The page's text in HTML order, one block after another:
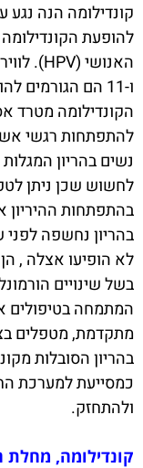
קונדילומה הנה נגע
להופעת
ו-11 הם
הקונדילומה מטרד
להתפתחות רגשי
נשים בהריון המגלות
לחשוש שכן ניתן
בהתפתחות
לא הופיעו אצלה ,
בשל שינויים
המתמחה בטיפולים
מתקדמת, מטפלים
בהריון הסובלות
ולהתחזק.
קונדילומה, מחלת